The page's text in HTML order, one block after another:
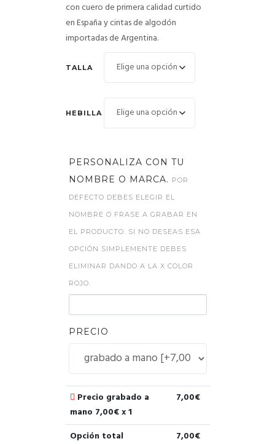
con cuero de primera calidad curtido
en España y cintas de algodón
importadas de Argentina.
TALLA
HEBILLA
PERSONALIZA CON TU
NOMBRE O MARCA. POR
DEFECTO DEBES ELEGIR EL
NOMBRE O FRASE A GRABAR EN
EL PRODUCTO. SI NO DESEAS ESA
OPCIÓN SIMPLEMENTE DEBES
ELIMINAR DANDO A LA X COLOR
ROJO.
PRECIO
Precio grabado a
mano 7,00€ x 1
7,00€
Opción total 7,00€